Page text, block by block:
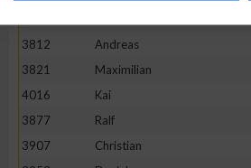
3812
Andreas
3821
Maximilian
4016
Kai
3877
Ralf
3907
Christian
Erstellung von Profilen für
Verwendung von Profilen zur